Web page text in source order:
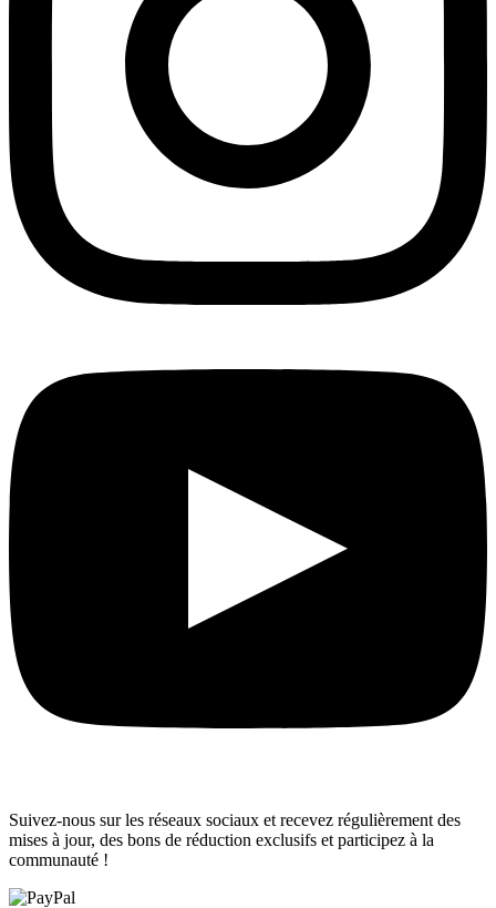
Suivez-nous sur les réseaux sociaux et recevez régulièrement des
mises à jour, des bons de réduction exclusifs et participez à la
communauté !